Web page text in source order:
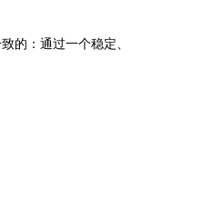
的：通过一个稳定、